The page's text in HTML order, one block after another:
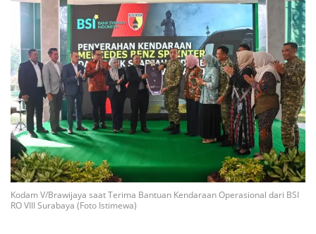
Kodam V/Brawijaya saat Terima Bantuan Kendaraan Operasional dari BSI
RO VIII Surabaya (Foto Istimewa)